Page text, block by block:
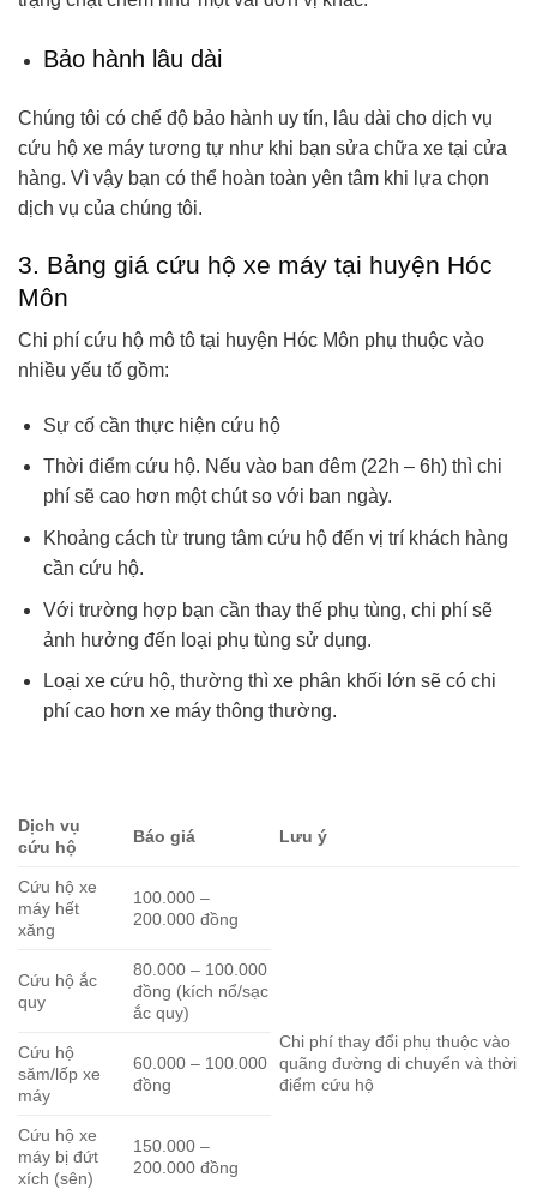
Bảo hành lâu dài
Chúng tôi có chế độ bảo hành uy tín, lâu dài cho dịch vụ
cứu hộ xe máy tương tự như khi bạn sửa chữa xe tại cửa
hàng. Vì vậy bạn có thể hoàn toàn yên tâm khi lựa chọn
dịch vụ của chúng tôi.
3. Bảng giá cứu hộ xe máy tại huyện Hóc
Môn
Chi phí cứu hộ mô tô tại huyện Hóc Môn phụ thuộc vào
nhiều yếu tố gồm:
Sự cố cần thực hiện cứu hộ
Thời điểm cứu hộ. Nếu vào ban đêm (22h – 6h) thì chi
phí sẽ cao hơn một chút so với ban ngày.
Khoảng cách từ trung tâm cứu hộ đến vị trí khách hàng
cần cứu hộ.
Với trường hợp bạn cần thay thế phụ tùng, chi phí sẽ
ảnh hưởng đến loại phụ tùng sử dụng.
Loại xe cứu hộ, thường thì xe phân khối lớn sẽ có chi
phí cao hơn xe máy thông thường.
Dịch vụ
cứu hộ
Báo giá Lưu ý
Cứu hộ xe
máy hết
xăng
100.000 –
200.000 đồng
Chi phí thay đổi phụ thuộc vào
quãng đường di chuyển và thời
điểm cứu hộ
Cứu hộ ắc
quy
80.000 – 100.000
đồng (kích nổ/sạc
ắc quy)
Cứu hộ
săm/lốp xe
máy
60.000 – 100.000
đồng
Cứu hộ xe
máy bị đứt
xích (sên)
150.000 –
200.000 đồng